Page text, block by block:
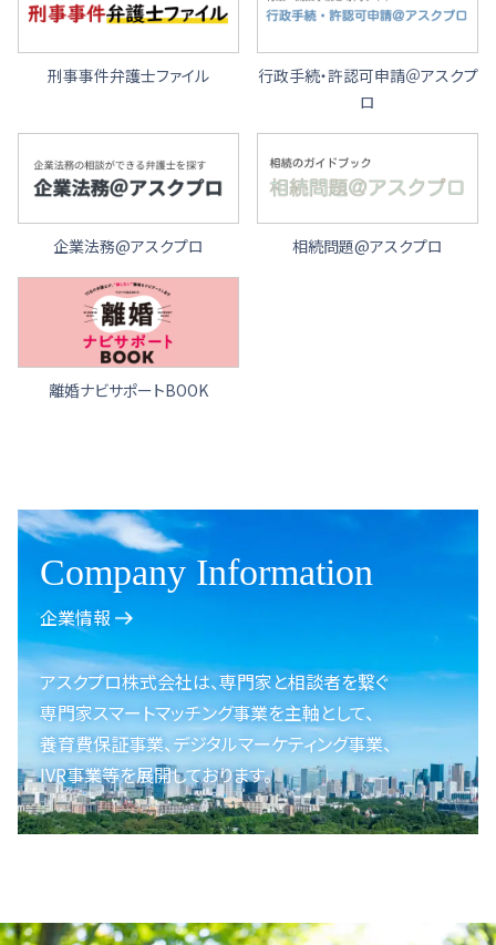
刑事事件弁護士ファイル
行政手続・許認可申請＠アスクプ
ロ
企業法務@アスクプロ 相続問題@アスクプロ
離婚ナビサポートBOOK
Company Information
企業情報
アスクプロ株式会社は、専門家と相談者を繋ぐ
専門家スマートマッチング事業を主軸として、
養育費保証事業、 デジタルマーケティング事業、
IVR事業等を展開しております。